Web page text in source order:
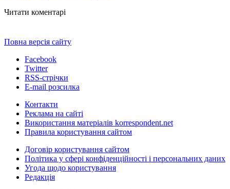
Читати коментарі
Повна версія сайту
Facebook
Twitter
RSS-стрічки
E-mail розсилка
Контакти
Реклама на сайті
Використання матеріалів korrespondent.net
Правила користування сайтом
Договір користування сайтом
Політика у сфері конфіденційності і персональних даних
Угода щодо користування
Редакція